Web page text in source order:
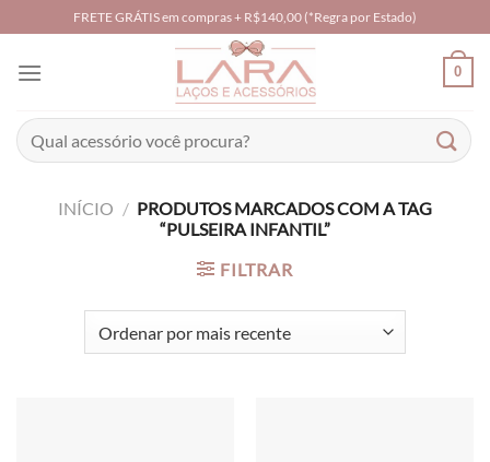
to
content
FRETE GRÁTIS em compras + R$140,00 (*Regra por Estado)
0
Pesquisar
por:
INÍCIO / PRODUTOS MARCADOS COM A TAG
“PULSEIRA INFANTIL”
FILTRAR